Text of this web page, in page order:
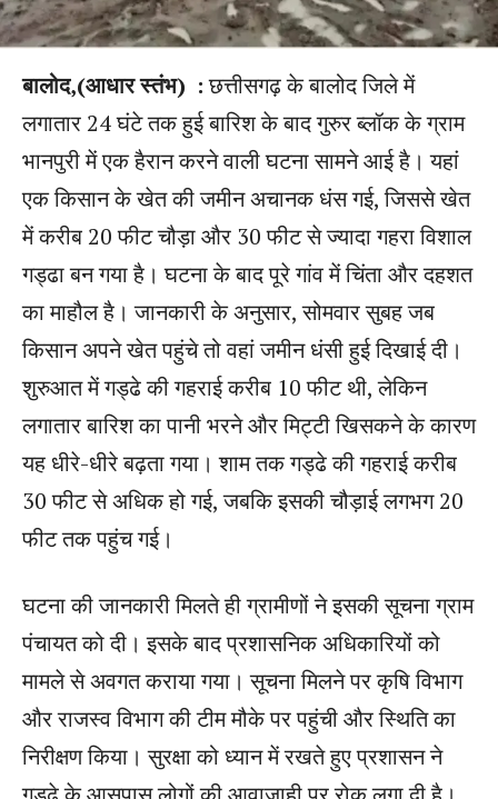
बालोद,(आधार स्तंभ) :छत्तीसगढ़ के बालोद जिले में
लगातार 24 घंटे तक हुई बारिश के बाद गुरुर ब्लॉक के ग्राम
भानपुरी में एक हैरान करने वाली घटना सामने आई है। यहां
एक किसान के खेत की जमीन अचानक धंस गई, जिससे खेत
में करीब 20 फीट चौड़ा और 30 फीट से ज्यादा गहरा विशाल
गड्ढा बन गया है। घटना के बाद पूरे गांव में चिंता और दहशत
का माहौल है। जानकारी के अनुसार, सोमवार सुबह जब
किसान अपने खेत पहुंचे तो वहां जमीन धंसी हुई दिखाई दी।
शुरुआत में गड्ढे की गहराई करीब 10 फीट थी, लेकिन
लगातार बारिश का पानी भरने और मिट्टी खिसकने के कारण
यह धीरे-धीरे बढ़ता गया। शाम तक गड्ढे की गहराई करीब
30 फीट से अधिक हो गई, जबकि इसकी चौड़ाई लगभग 20
फीट तक पहुंच गई।
घटना की जानकारी मिलते ही ग्रामीणों ने इसकी सूचना ग्राम
पंचायत को दी। इसके बाद प्रशासनिक अधिकारियों को
मामले से अवगत कराया गया। सूचना मिलने पर कृषि विभाग
और राजस्व विभाग की टीम मौके पर पहुंची और स्थिति का
निरीक्षण किया। सुरक्षा को ध्यान में रखते हुए प्रशासन ने